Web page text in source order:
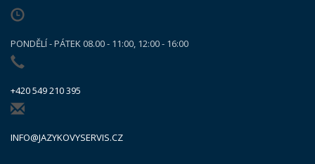
PONDĚLÍ - PÁTEK 08.00 - 11:00, 12:00 - 16:00
+420 549 210 395
INFO@JAZYKOVYSERVIS.CZ